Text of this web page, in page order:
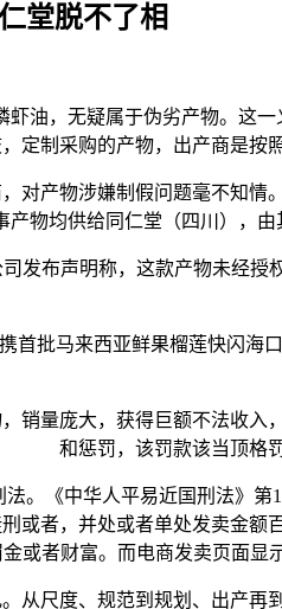
堂脱不了相
，无疑属于伪劣产物。这一
定制采购的产物，出产商是按
产物涉嫌制假问题毫不知情
产物均供给同仁堂（四川），
布声明称，这款产物未经授
批马来西亚鲜果榴莲快闪海
量庞大，获得巨额不法收入
和惩罚，该罚款该当顶格
《中华人平易近国刑法》第
或者，并处或者单处发卖金
或者财富。而电商发卖页面显
尺度、规范到规划、出产再